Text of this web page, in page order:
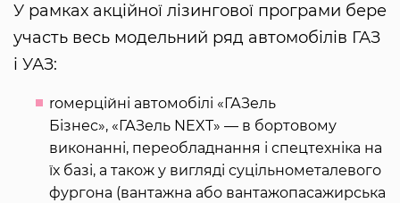
У рамках акційної лізингової програми бере
участь весь модельний ряд автомобілів ГАЗ
і УАЗ:
rомерційні автомобілі «ГАЗель
Бізнес», «ГАЗель NEXT» — в бортовому
виконанні, переобладнання і спецтехніка на
їх базі, а також у вигляді суцільнометалевого
фургона (вантажна або вантажопасажирська